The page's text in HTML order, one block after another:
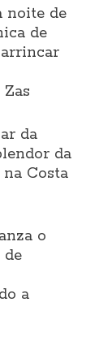
noite de
de
da
da
Costa
o
de
a